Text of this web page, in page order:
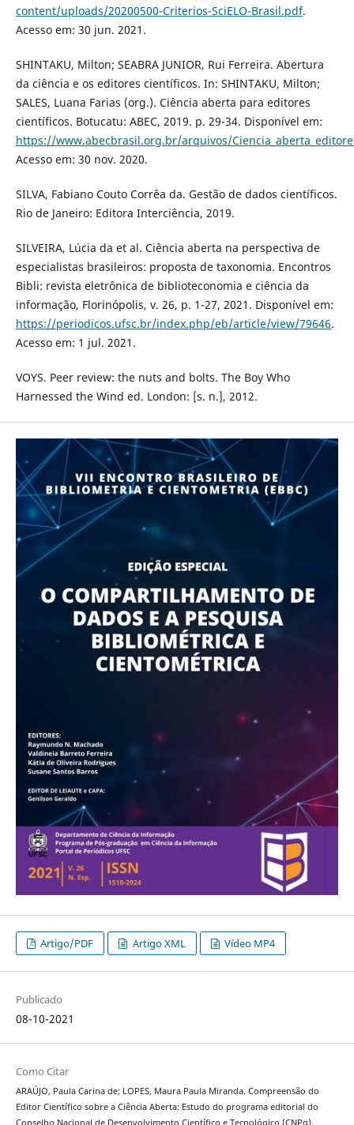
content/uploads/20200500-Criterios-SciELO-Brasil.pdf.
Acesso em: 30 jun. 2021.
SHINTAKU, Milton; SEABRA JUNIOR, Rui Ferreira. Abertura
da ciência e os editores científicos. In: SHINTAKU, Milton;
SALES, Luana Farias (org.). Ciência aberta para editores
científicos. Botucatu: ABEC, 2019. p. 29-34. Disponível em:
https://www.abecbrasil.org.br/arquivos/
Acesso em: 30 nov. 2020.
SILVA, Fabiano Couto Corrêa da. Gestão de dados científicos.
Rio de Janeiro: Editora Interciência, 2019.
SILVEIRA, Lúcia da et al. Ciência aberta na perspectiva de
especialistas brasileiros: proposta de taxonomia. Encontros
Bibli: revista eletrônica de biblioteconomia e ciência da
informação, Florinópolis, v. 26, p. 1-27, 2021. Disponível em:
https://periodicos.ufsc.br/index.php/eb/article/view/79646.
Acesso em: 1 jul. 2021.
VOYS. Peer review: the nuts and bolts. The Boy Who
Harnessed the Wind ed. London: [s. n.], 2012.
Artigo/PDF Artigo XML Vídeo MP4
Publicado
08-10-2021
Como Citar
ARAÚJO, Paula Carina de; LOPES, Maura Paula Miranda. Compreensão do
Editor Científico sobre a Ciência Aberta: Estudo do programa editorial do
Conselho Nacional de Desenvolvimento Científico e Tecnológico (CNPq).